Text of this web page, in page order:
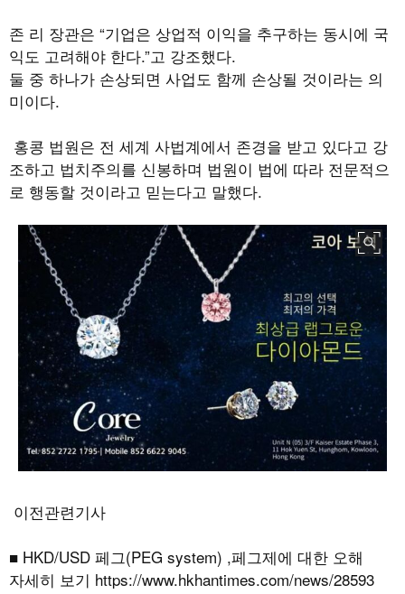
존 리 장관은 “기업은 상업적 이익을 추구하는 동시에 국
익도 고려해야 한다.”고 강조했다.
둘 중 하나가 손상되면 사업도 함께 손상될 것이라는 의
미이다.
홍콩 법원은 전 세계 사법계에서 존경을 받고 있다고 강
조하고 법치주의를 신봉하며 법원이 법에 따라 전문적으
로 행동할 것이라고 믿는다고 말했다.
이전관련기사
■ HKD/USD 페그(PEG system) ,페그제에 대한 오해
자세히 보기 https://www.hkhantimes.com/news/28593